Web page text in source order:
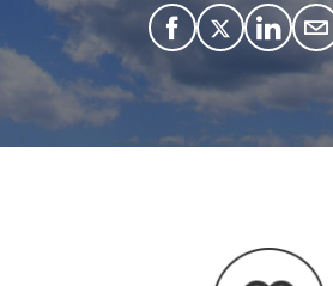
F
a
T
w
e
L
i